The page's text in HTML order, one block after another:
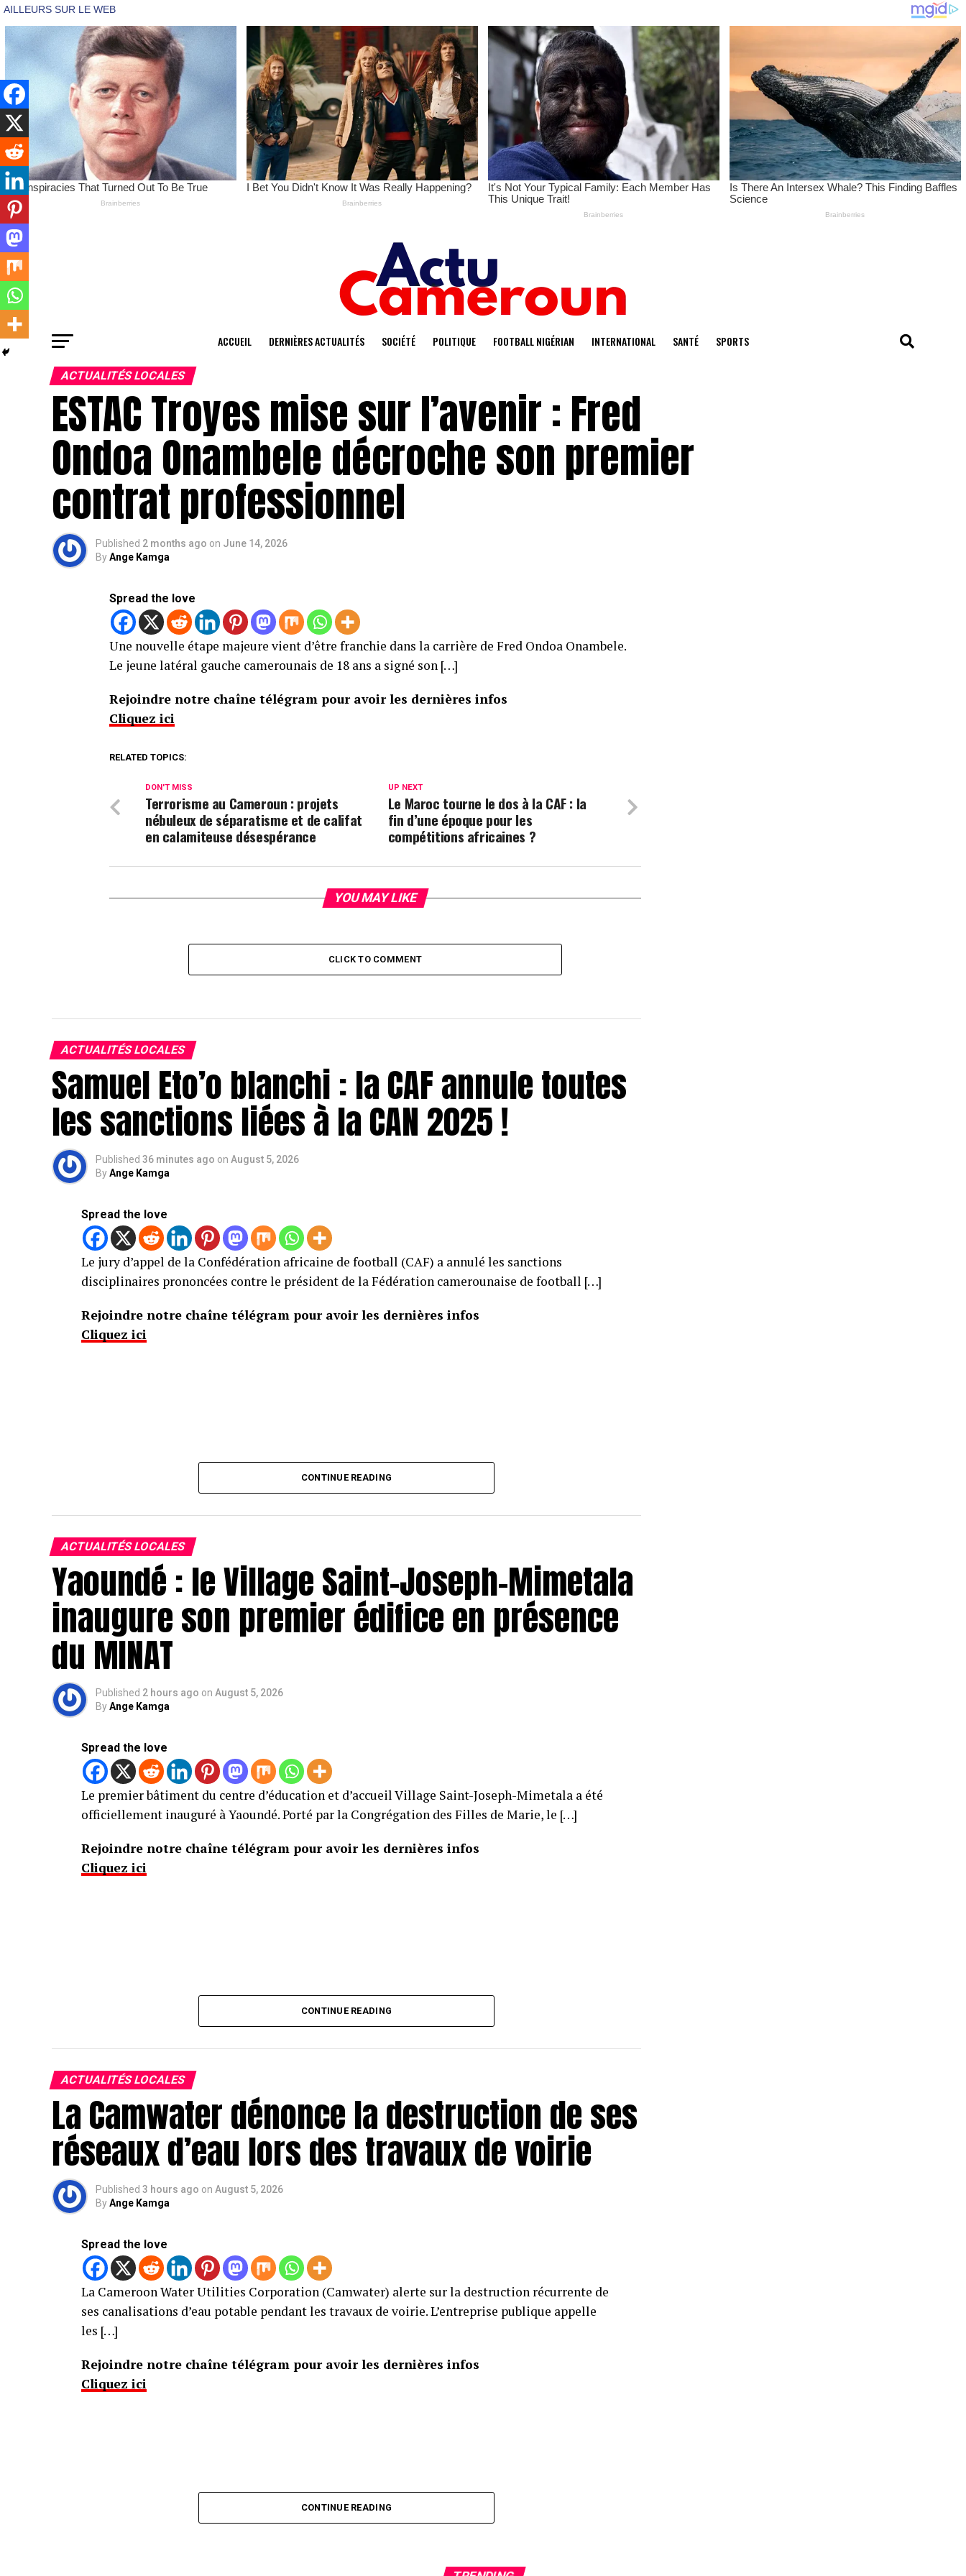
ACCUEIL DERNIÈRES ACTUALITÉS SOCIÉTÉ POLITIQUE FOOTBALL NIGÉRIAN INTERNATIONAL SANTÉ SPORTS
ACTUALITÉS LOCALES
ESTAC Troyes mise sur l’avenir : Fred
Ondoa Onambele décroche son premier
contrat professionnel
Published 2 months ago on June 14, 2026
ByAnge Kamga
Spread the love
Une nouvelle étape majeure vient d’être franchie dans la carrière de Fred Ondoa Onambele.
Le jeune latéral gauche camerounais de 18 ans a signé son […]
Rejoindre notre chaîne télégram pour avoir les dernières infos
Cliquez ici
RELATED TOPICS:
UP NEXT
Le Maroc tourne le dos à la CAF : la
fin d’une époque pour les
compétitions africaines ?
DON'T MISS
Terrorisme au Cameroun : projets
nébuleux de séparatisme et de califat
en calamiteuse désespérance
YOU MAY LIKE
CLICK TO COMMENT
ACTUALITÉS LOCALES
Samuel Eto’o blanchi : la CAF annule toutes
les sanctions liées à la CAN 2025 !
Published 36 minutes ago on August 5, 2026
ByAnge Kamga
Spread the love
Le jury d’appel de la Confédération africaine de football (CAF) a annulé les sanctions
disciplinaires prononcées contre le président de la Fédération camerounaise de football […]
Rejoindre notre chaîne télégram pour avoir les dernières infos
Cliquez ici
CONTINUE READING
ACTUALITÉS LOCALES
Yaoundé : le Village Saint-Joseph-Mimetala
inaugure son premier édifice en présence
du MINAT
Published 2 hours ago on August 5, 2026
ByAnge Kamga
Spread the love
Le premier bâtiment du centre d’éducation et d’accueil Village Saint-Joseph-Mimetala a été
officiellement inauguré à Yaoundé. Porté par la Congrégation des Filles de Marie, le […]
Rejoindre notre chaîne télégram pour avoir les dernières infos
Cliquez ici
CONTINUE READING
ACTUALITÉS LOCALES
La Camwater dénonce la destruction de ses
réseaux d’eau lors des travaux de voirie
Published 3 hours ago on August 5, 2026
ByAnge Kamga
Spread the love
La Cameroon Water Utilities Corporation (Camwater) alerte sur la destruction récurrente de
ses canalisations d’eau potable pendant les travaux de voirie. L’entreprise publique appelle
les […]
Rejoindre notre chaîne télégram pour avoir les dernières infos
Cliquez ici
CONTINUE READING